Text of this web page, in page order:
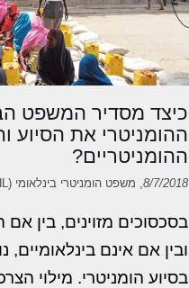
כיצד מסדיר המשפט
ההומניטרי את הסיוע
ההומניטריים?
8/7/2018, משפט הומניטרי בינלאומי (IHL)
בסכסוכים מזוינים, בין אם
ובין אם אינם בינלאומיים,
בסיוע הומניטרי. מילוי